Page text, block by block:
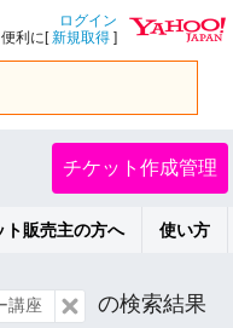
ログイン
便利に[新規取得 ]
チケット作成管理
ト販売主の方へ 使い方
講座 の検索結果